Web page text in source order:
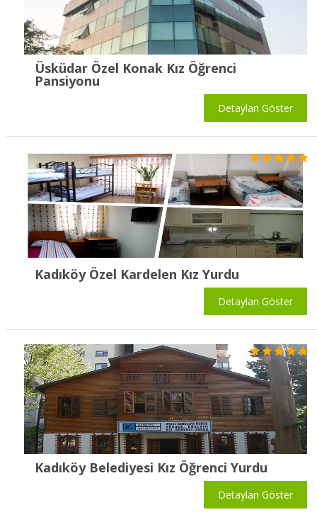
Üsküdar Özel Konak Kız Öğrenci
Pansiyonu
Detayları Göster
Kadıköy Özel Kardelen Kız Yurdu
Detayları Göster
Kadıköy Belediyesi Kız Öğrenci Yurdu
Detayları Göster